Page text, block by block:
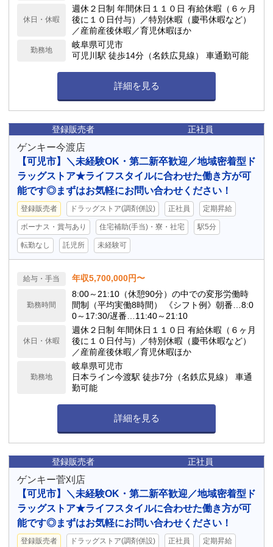
休日・休暇
週休２日制 年間休日１１０日 有給休暇（６ヶ月
後に１０日付与）／特別休暇（慶弔休暇など）
／産前産後休暇／育児休暇ほか
勤務地
岐阜県可児市
可児川駅 徒歩14分（名鉄広見線） 車通勤可能
詳細を見る
登録販売者 正社員
ゲンキー今渡店
【可児市】＼未経験OK・第二新卒歓迎／地域密着型ド
ラッグストア★ライフスタイルに合わせた働き方が可
能です◎まずはお気軽にお問い合わせください！
登録販売者 ドラッグストア(調剤併設) 正社員 定期昇給
ボーナス・賞与あり 住宅補助(手当)・寮・社宅 駅5分
転勤なし 託児所 未経験可
給与・手当 年収5,700,000円〜
勤務時間
8:00～21:10（休憩90分）の中での変形労働時
間制（平均実働8時間） 《シフト例》朝番…8:0
0～17:30/遅番…11:40～21:10
休日・休暇
週休２日制 年間休日１１０日 有給休暇（６ヶ月
後に１０日付与）／特別休暇（慶弔休暇など）
／産前産後休暇／育児休暇ほか
勤務地
岐阜県可児市
日本ライン今渡駅 徒歩7分（名鉄広見線） 車通
勤可能
詳細を見る
登録販売者 正社員
ゲンキー菅刈店
【可児市】＼未経験OK・第二新卒歓迎／地域密着型ド
ラッグストア★ライフスタイルに合わせた働き方が可
能です◎まずはお気軽にお問い合わせください！
登録販売者 ドラッグストア(調剤併設) 正社員 定期昇給